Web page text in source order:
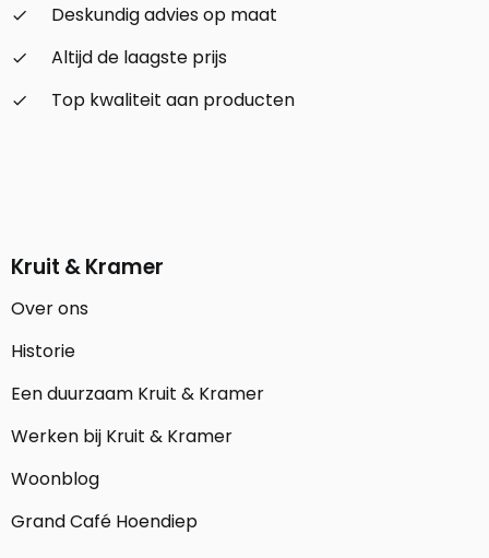
check_small
Deskundig advies op maat
check_small
Altijd de laagste prijs
check_small
Top kwaliteit aan producten
Kruit & Kramer
Over ons
Historie
Een duurzaam Kruit & Kramer
Werken bij Kruit & Kramer
Woonblog
Grand Café Hoendiep